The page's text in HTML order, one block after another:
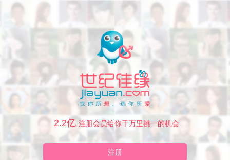
2.2亿 注册会员给你千万里挑一的机会
注册